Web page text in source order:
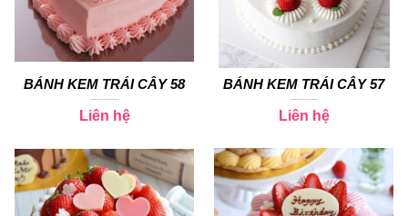
BÁNH KEM TRÁI CÂY 58
Liên hệ
BÁNH KEM TRÁI CÂY 57
Liên hệ